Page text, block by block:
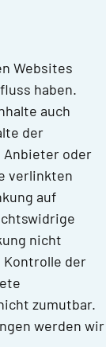
Websites
haben.
auch
der
oder
verlinkten
auf
nicht
Kontrolle der
zumutbar.
werden wir